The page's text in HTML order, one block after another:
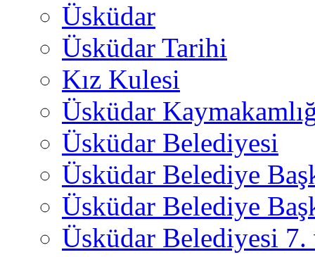
Üsküdar
Üsküdar Tarihi
Kız Kulesi
Üsküdar
Üsküdar Belediyesi
Üsküdar Belediye
Üsküdar Belediye
Üsküdar Belediyesi